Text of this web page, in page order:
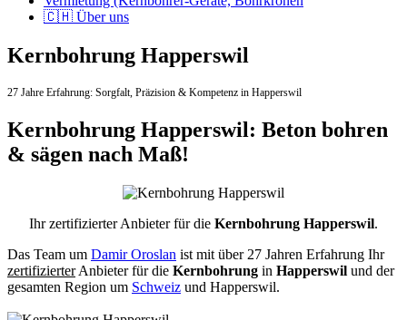
🇨🇭 Über uns
Kernbohrung Happerswil
27 Jahre Erfahrung: Sorgfalt, Präzision & Kompetenz in Happerswil
Kernbohrung Happerswil: Beton bohren
& sägen nach Maß!
Ihr zertifizierter Anbieter für die Kernbohrung Happerswil.
Das Team um Damir Oroslan ist mit über 27 Jahren Erfahrung Ihr
zertifizierterAnbieter für die Kernbohrung in Happerswil und der
gesamten Region um Schweiz und Happerswil.